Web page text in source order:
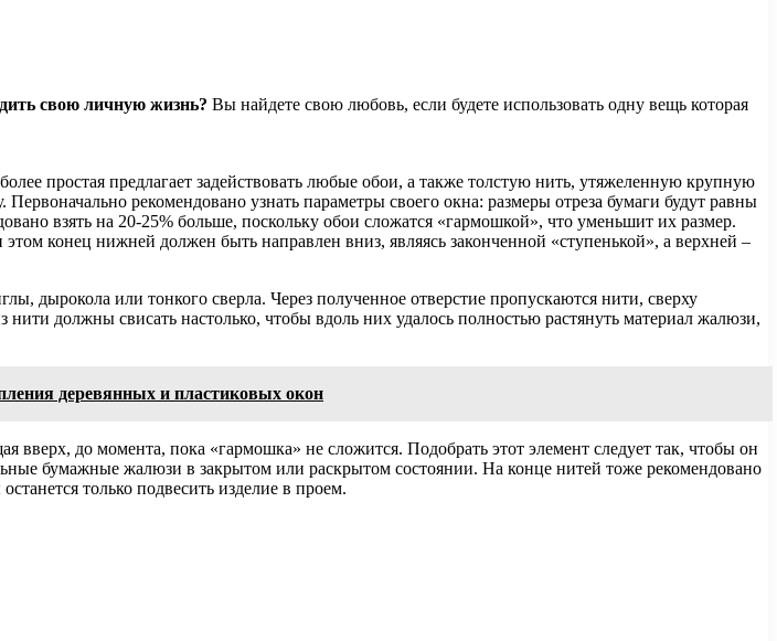
свою личную жизнь? Вы найдете свою любовь, если будете использовать одну вещь которая
простая предлагает задействовать любые обои, а также толстую нить, утяжеленную крупную
рекомендовано узнать параметры своего окна: размеры отреза бумаги будут равны
взять на 20-25% больше, поскольку обои сложатся «гармошкой», что уменьшит их размер.
конец нижней должен быть направлен вниз, являясь законченной «ступенькой», а верхней –
дырокола или тонкого сверла. Через полученное отверстие пропускаются нити, сверху
должны свисать настолько, чтобы вдоль них удалось полностью растянуть материал жалюзи,
деревянных и пластиковых окон
вверх, до момента, пока «гармошка» не сложится. Подобрать этот элемент следует так, чтобы он
бумажные жалюзи в закрытом или раскрытом состоянии. На конце нитей тоже рекомендовано
только подвесить изделие в проем.